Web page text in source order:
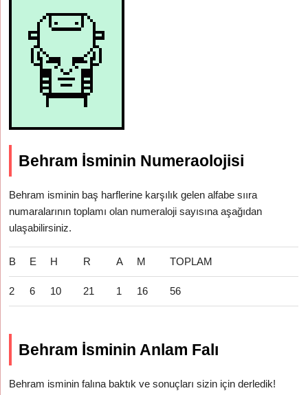
Behram İsminin Numeraolojisi
Behram isminin baş harflerine karşılık gelen alfabe sııra
numaralarının toplamı olan numeraloji sayısına aşağıdan
ulaşabilirsiniz.
B E H R A M TOPLAM
2 6 10 21 1 16 56
Behram İsminin Anlam Falı
Behram isminin falına baktık ve sonuçları sizin için derledik!